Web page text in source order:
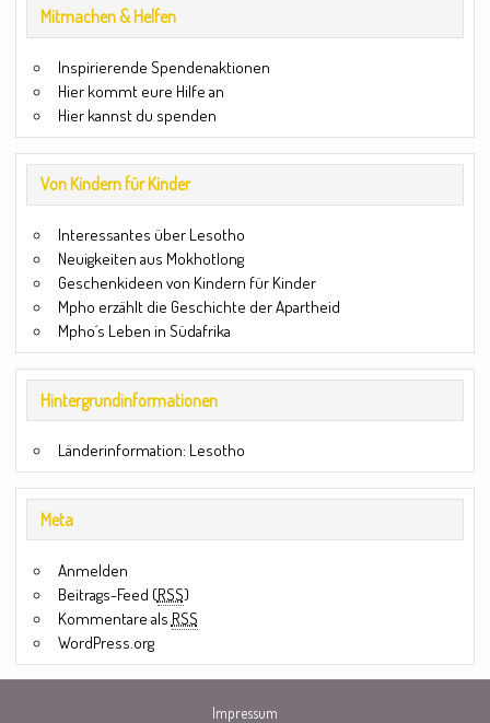
Mitmachen & Helfen
Inspirierende Spendenaktionen
Hier kommt eure Hilfe an
Hier kannst du spenden
Von Kindern für Kinder
Interessantes über Lesotho
Neuigkeiten aus Mokhotlong
Geschenkideen von Kindern für Kinder
Mpho erzählt die Geschichte der Apartheid
Mpho´s Leben in Südafrika
Hintergrundinformationen
Länderinformation: Lesotho
Meta
Anmelden
Beitrags-Feed (RSS)
Kommentare als RSS
WordPress.org
Impressum